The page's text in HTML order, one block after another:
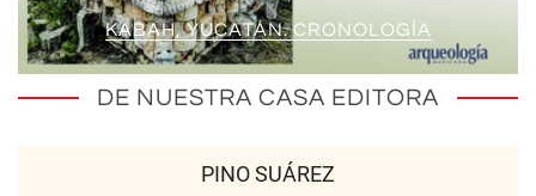
KABAH, YUCATÁN. CRONOLOGÍA
DE NUESTRA CASA EDITORA
PINO SUÁREZ